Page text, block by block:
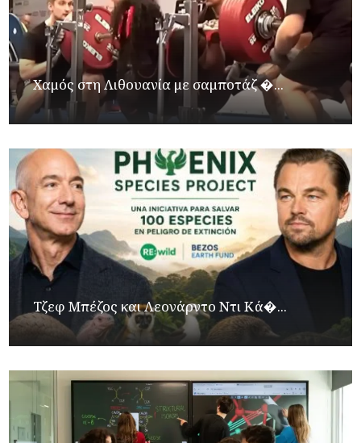
Χαμός στη Λιθουανία με σαμποτάζ �...
Τζεφ Μπέζος και Λεονάρντο Ντι Κά�...